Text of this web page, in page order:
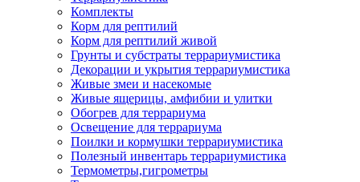
Комплекты
Корм для рептилий
Корм для рептилий живой
Грунты и субстраты террариумистика
Декорации и укрытия террариумистика
Живые змеи и насекомые
Живые ящерицы, амфибии и улитки
Обогрев для террариума
Освещение для террариума
Поилки и кормушки террариумистика
Полезный инвентарь террариумистика
Термометры,гигрометры